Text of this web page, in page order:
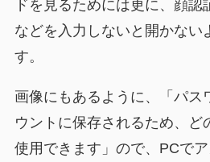
ドを見るためには更に、顔認
などを入力しないと開かない
す。
画像にもあるように、「パス
ウントに保存されるため、ど
使用できます」ので、PCで